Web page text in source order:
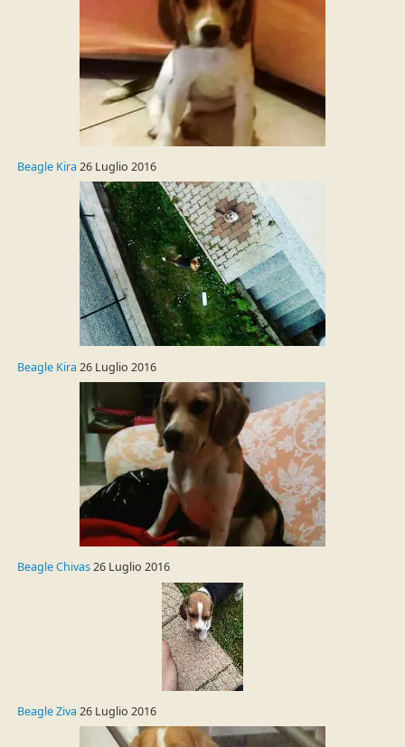
Beagle Kira 26 Luglio 2016
Beagle Kira 26 Luglio 2016
Beagle Chivas26 Luglio 2016
Beagle Ziva 26 Luglio 2016